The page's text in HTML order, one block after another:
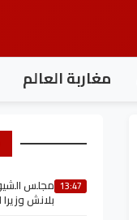
مغاربة العالم
13:47 مجلس
بلانش